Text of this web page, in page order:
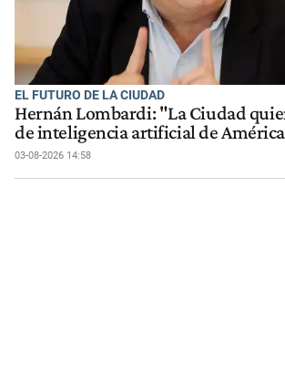
EL FUTURO DE LA CIUDAD
Hernán Lombardi: "La Ciudad
de inteligencia artificial de
03-08-2026 14:58